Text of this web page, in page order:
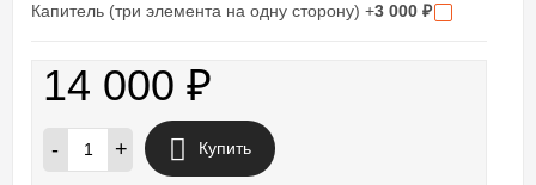
Капитель (три элемента на одну сторону) +3 000 ₽
14 000 ₽
- + Купить